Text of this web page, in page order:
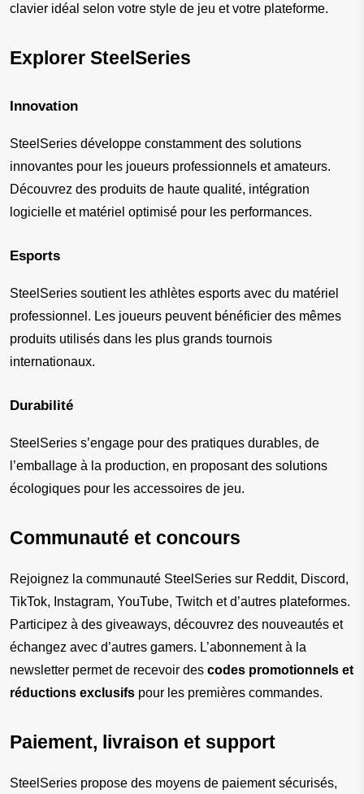
clavier idéal selon votre style de jeu et votre plateforme.
Explorer SteelSeries
Innovation
SteelSeries développe constamment des solutions
innovantes pour les joueurs professionnels et amateurs.
Découvrez des produits de haute qualité, intégration
logicielle et matériel optimisé pour les performances.
Esports
SteelSeries soutient les athlètes esports avec du matériel
professionnel. Les joueurs peuvent bénéficier des mêmes
produits utilisés dans les plus grands tournois
internationaux.
Durabilité
SteelSeries s’engage pour des pratiques durables, de
l’emballage à la production, en proposant des solutions
écologiques pour les accessoires de jeu.
Communauté et concours
Rejoignez la communauté SteelSeries sur Reddit, Discord,
TikTok, Instagram, YouTube, Twitch et d’autres plateformes.
Participez à des giveaways, découvrez des nouveautés et
échangez avec d’autres gamers. L’abonnement à la
newsletter permet de recevoir des codes promotionnels et
réductions exclusifs pour les premières commandes.
Paiement, livraison et support
SteelSeries propose des moyens de paiement sécurisés,